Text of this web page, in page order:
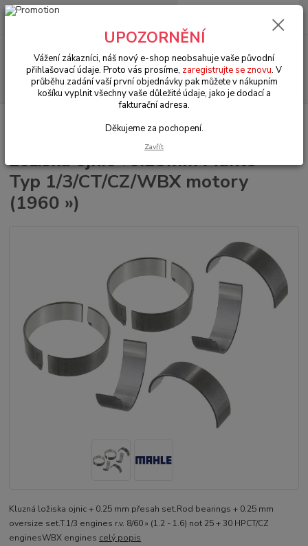
Hledat
+420 602 330 329
0 Kč
Ložiska ojnic +0.25mm Mahle - Typ 1/3/CT/CZ/WBX motory (1960 »)
Ložiska ojnic +0.25mm Mahle -
Typ 1/3/CT/CZ/WBX motory
(1960 »)
Kluzná ložiska ojnic + 0.25 mm přesah set.Rod bearings + 0.25 mm
oversize set.T.1/3 engines r.v. 8/60 » (1.2 - 1.6) not 25 + 30 HPCT/CZ
enginesWBX engines celý popis
UPOZORNĚNÍ
Vážení zákazníci, náš nový e-shop neobsahuje vaše původní
přihlašovací údaje. Proto vás prosíme, zaregistrujte se znovu. V
průběhu zadání vaší první objednávky pak můžete v nákupním
košíku vyplnit všechny vaše důležité údaje, jako je dodací a
fakturační adresa.
Děkujeme za pochopení.
Zavřít